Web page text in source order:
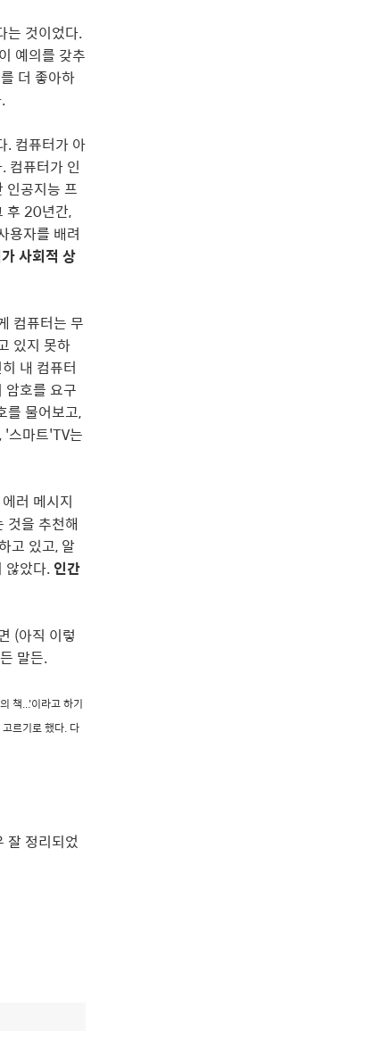
는 것이었다.
예의를 갖추
더 좋아하
컴퓨터가 아
컴퓨터가 인
인공지능 프
후 20년간,
용자를 배려
사회적 상
컴퓨터는 무
있지 못하
내 컴퓨터
암호를 요구
를 물어보고,
'스마트'TV는
러 메시지
것을 추천해
고 있고, 알
않았다. 인간
(아직 이렇
말든.
책...'이라고 하기
르기로 했다. 다
잘 정리되었